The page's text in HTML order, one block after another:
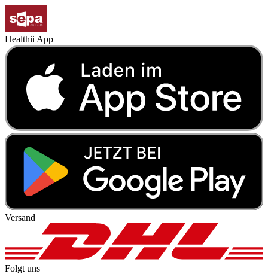
Healthii App
Versand
Folgt uns